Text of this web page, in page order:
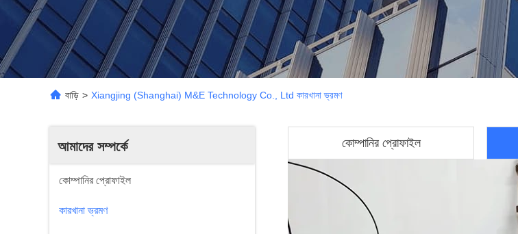
বাড়ি > Xiangjing (Shanghai) M&E Technology Co., Ltd কারখানা ভ্রমণ
আমাদের সম্পর্কে
কোম্পানির প্রোফাইল
কারখানা ভ্রমণ
কোম্পানির প্রোফাইল